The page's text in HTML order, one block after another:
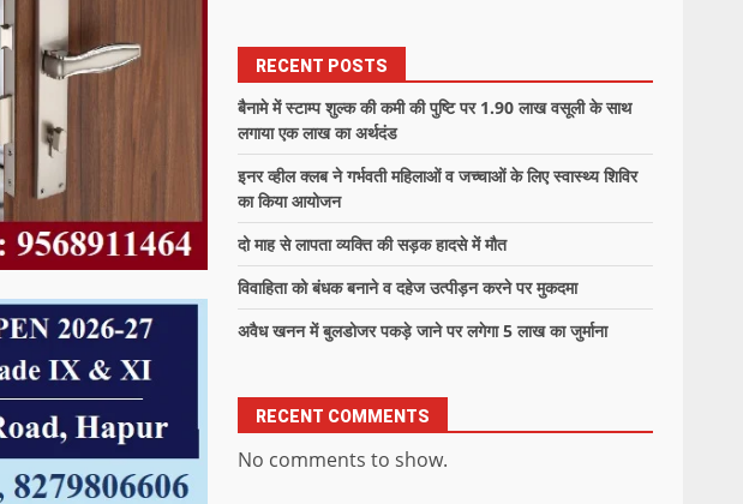
RECENT POSTS
बैनामे में स्टाम्प शुल्क की कमी की पुष्टि पर 1.90 लाख वसूली के साथ
लगाया एक लाख का अर्थदंड
इनर व्हील क्लब ने गर्भवती महिलाओं व जच्चाओं के लिए स्वास्थ्य शिविर
का किया आयोजन
दो माह से लापता व्यक्ति की सड़क हादसे में मौत
विवाहिता को बंधक बनाने व दहेज उत्पीड़न करने पर मुकदमा
अवैध खनन में बुलडोजर पकड़े जाने पर लगेगा 5 लाख का जुर्माना
RECENT COMMENTS
No comments to show.